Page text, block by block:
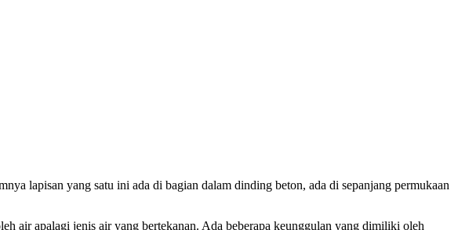
lapisan yang satu ini ada di bagian dalam dinding beton, ada di sepanjang permukaan
air apalagi jenis air yang bertekanan. Ada beberapa keunggulan yang dimiliki oleh